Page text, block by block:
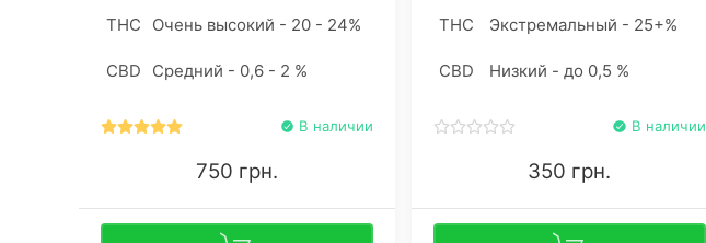
Masterkush и Ruderalis.
квадратного метра составит 400-600
THC Очень высокий - 20 - 24%
CBD Средний - 0,6 - 2 %
В наличии
750 грн.
жизненного цикла.
THC Экстремальный - 25+%
CBD Низкий - до 0,5 %
В наличии
350 грн.